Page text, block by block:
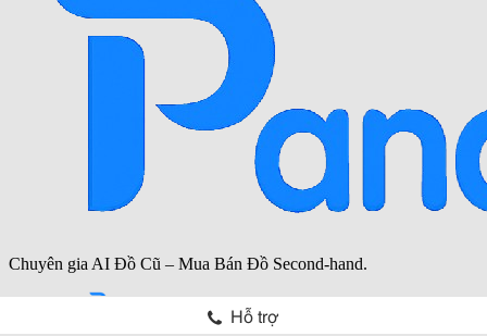
Hỗ trợ